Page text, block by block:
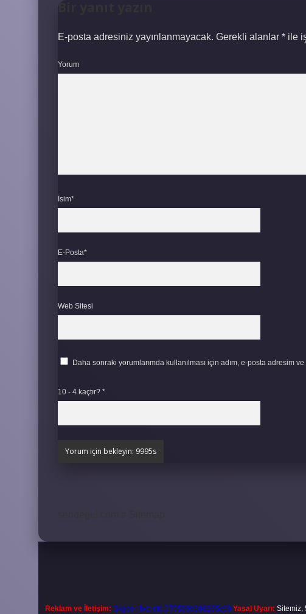
Bir yanıt yazın
E-posta adresiniz yayınlanmayacak. Gerekli alanlar * ile
Yorum
İsim*
E-Posta*
Web Sitesi
Daha sonraki yorumlarımda kullanılması için adım, e-posta adresim
10 - 4 kaçtır? *
Reklam ve İletişim: Skype: live:.cid.575569c608265c69 Yasal Uyarı: Sitemiz,